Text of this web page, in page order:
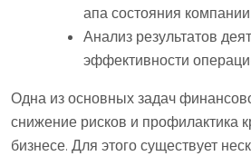
апа состояния компании.
Анализ результатов
эффективности
Одна из основных задач
снижение рисков и профилактика
бизнесе. Для этого существует